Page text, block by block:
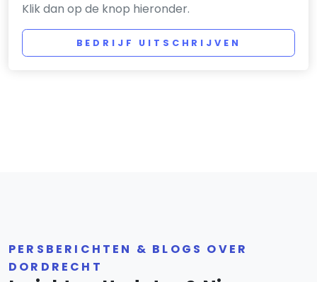
Klik dan op de knop hieronder.
BEDRIJF UITSCHRIJVEN
PERSBERICHTEN & BLOGS OVER
DORDRECHT